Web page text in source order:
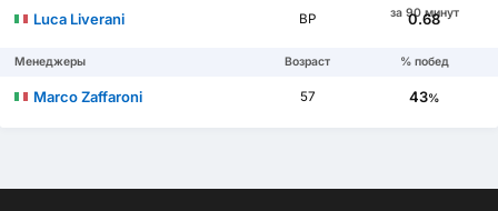
за 90 минут
Luca Liverani ВР 0.68
Менеджеры Возраст % побед
Marco Zaffaroni 57 43%